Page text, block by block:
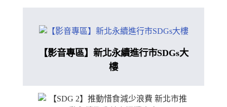
【影音專區】新北永續進行市SDGs大
樓